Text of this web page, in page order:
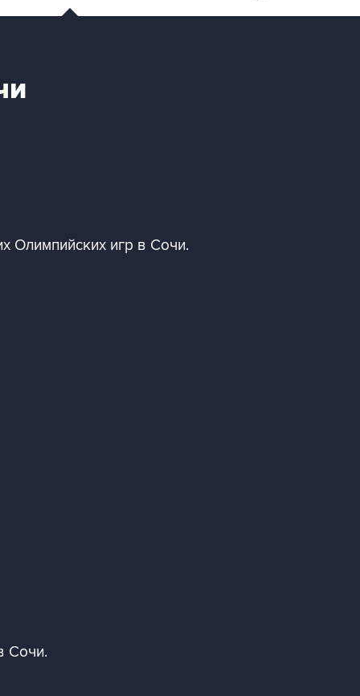
Олимпийских игр в Сочи.
Сочи.